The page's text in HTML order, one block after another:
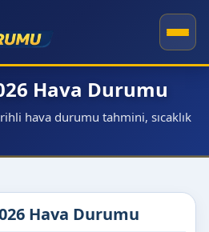
Hava Durumu
hava durumu tahmini, sıcaklık
Hava Durumu